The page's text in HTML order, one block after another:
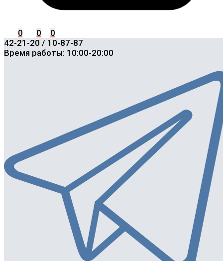
0 0 0
42-21-20 / 10-87-87
Время работы: 10:00-20:00